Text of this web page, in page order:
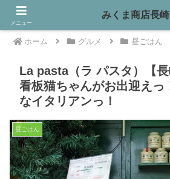
ホーム グルメ 昼ごはん
La pasta（ラ パスタ）【長
看板猫ちゃんがお出迎えっ
なイタリアンっ！
昼ごはん
メニュー
みくま商店長崎